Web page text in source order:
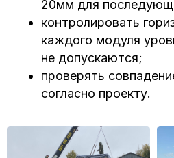
20мм для
контролировать
каждого модуля
не допускаются;
проверять
согласно проекту.